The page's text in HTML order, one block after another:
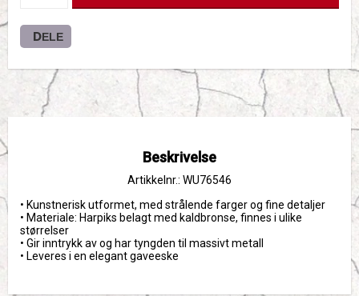
DELE
Beskrivelse
Artikkelnr.: WU76546
• Kunstnerisk utformet, med strålende farger og fine detaljer
• Materiale: Harpiks belagt med kaldbronse, finnes i ulike
størrelser
• Gir inntrykk av og har tyngden til massivt metall
• Leveres i en elegant gaveeske